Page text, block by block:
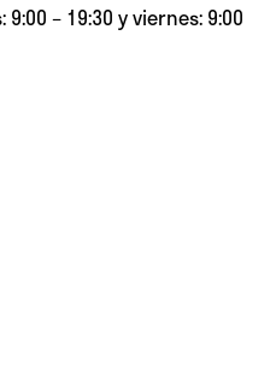
– 19:30 y viernes: 9:00